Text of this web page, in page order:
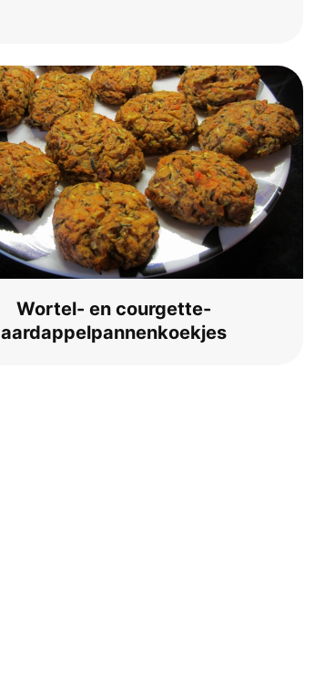
Wortel- en courgette-
aardappelpannenkoekjes